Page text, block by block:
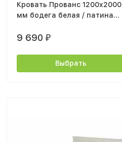
Кровать Прованс 1200x2000
мм бодега белая / патина
9 690 ₽
Выбрать